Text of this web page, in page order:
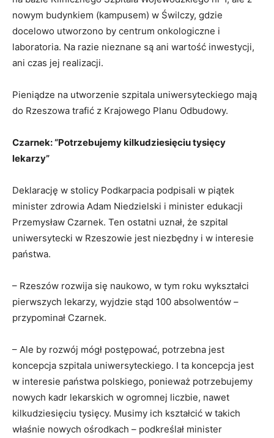
nowym budynkiem (kampusem) w Świlczy, gdzie
docelowo utworzono by centrum onkologiczne i
laboratoria. Na razie nieznane są ani wartość inwestycji,
ani czas jej realizacji.
Pieniądze na utworzenie szpitala uniwersyteckiego mają
do Rzeszowa trafić z Krajowego Planu Odbudowy.
Czarnek: “Potrzebujemy kilkudziesięciu tysięcy
lekarzy”
Deklarację w stolicy Podkarpacia podpisali w piątek
minister zdrowia Adam Niedzielski i minister edukacji
Przemysław Czarnek. Ten ostatni uznał, że szpital
uniwersytecki w Rzeszowie jest niezbędny i w interesie
państwa.
– Rzeszów rozwija się naukowo, w tym roku wykształci
pierwszych lekarzy, wyjdzie stąd 100 absolwentów –
przypominał Czarnek.
– Ale by rozwój mógł postępować, potrzebna jest
koncepcja szpitala uniwersyteckiego. I ta koncepcja jest
w interesie państwa polskiego, ponieważ potrzebujemy
nowych kadr lekarskich w ogromnej liczbie, nawet
kilkudziesięciu tysięcy. Musimy ich kształcić w takich
właśnie nowych ośrodkach – podkreślał minister